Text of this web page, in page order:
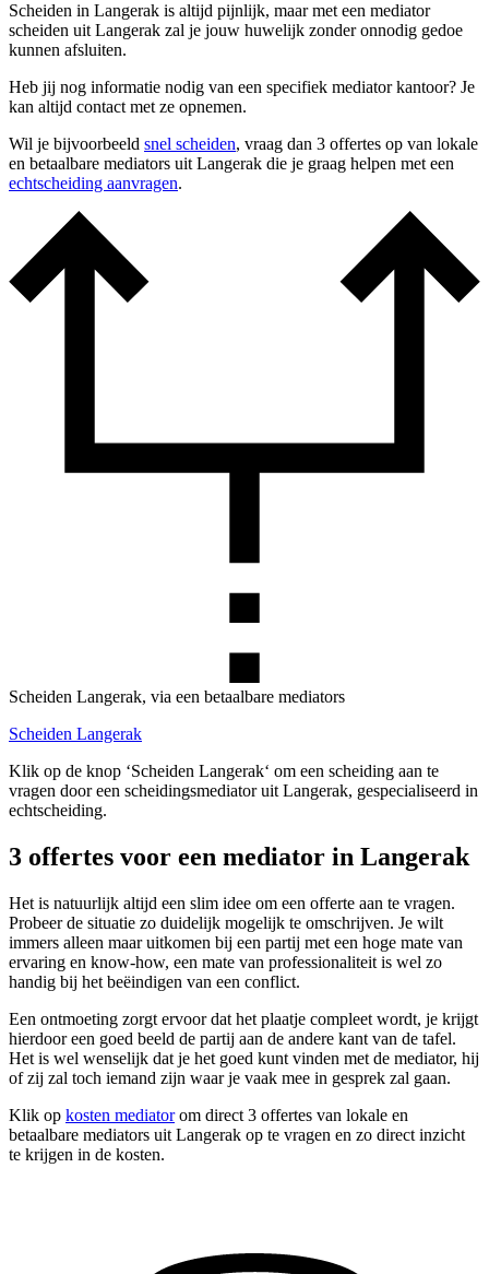
Scheiden in Langerak is altijd pijnlijk, maar met een mediator
scheiden uit Langerak zal je jouw huwelijk zonder onnodig gedoe
kunnen afsluiten.
Heb jij nog informatie nodig van een specifiek mediator kantoor? Je
kan altijd contact met ze opnemen.
Wil je bijvoorbeeld snel scheiden, vraag dan 3 offertes op van lokale
en betaalbare mediators uit Langerak die je graag helpen met een
echtscheiding aanvragen.
Scheiden Langerak, via een betaalbare mediators
Scheiden Langerak
Klik op de knop ‘Scheiden Langerak‘ om een scheiding aan te
vragen door een scheidingsmediator uit Langerak, gespecialiseerd in
echtscheiding.
3 offertes voor een mediator in Langerak
Het is natuurlijk altijd een slim idee om een offerte aan te vragen.
Probeer de situatie zo duidelijk mogelijk te omschrijven. Je wilt
immers alleen maar uitkomen bij een partij met een hoge mate van
ervaring en know-how, een mate van professionaliteit is wel zo
handig bij het beëindigen van een conflict.
Een ontmoeting zorgt ervoor dat het plaatje compleet wordt, je krijgt
hierdoor een goed beeld de partij aan de andere kant van de tafel.
Het is wel wenselijk dat je het goed kunt vinden met de mediator, hij
of zij zal toch iemand zijn waar je vaak mee in gesprek zal gaan.
Klik op kosten mediatorom direct 3 offertes van lokale en
betaalbare mediators uit Langerak op te vragen en zo direct inzicht
te krijgen in de kosten.